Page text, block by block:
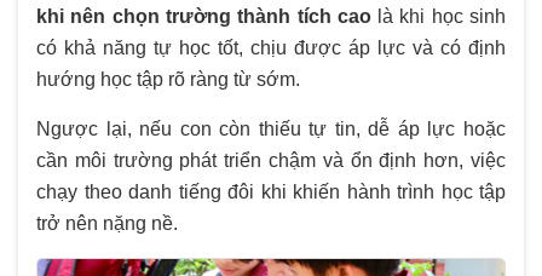
khi nên chọn trường thành tích caolà khi học sinh
có khả năng tự học tốt, chịu được áp lực và có định
hướng học tập rõ ràng từ sớm.
Ngược lại, nếu con còn thiếu tự tin, dễ áp lực hoặc
cần môi trường phát triển chậm và ổn định hơn, việc
chạy theo danh tiếng đôi khi khiến hành trình học tập
trở nên nặng nề.